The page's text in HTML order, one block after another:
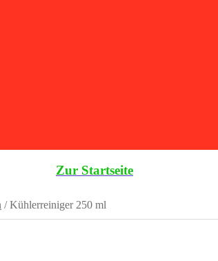
Zur Startseite
/Kühlerreiniger 250 ml